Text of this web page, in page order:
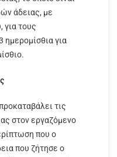
άδειας, με
για τους
ημερομίσθια για
τις
στον εργαζόμενο
που ο
που ζήτησε ο